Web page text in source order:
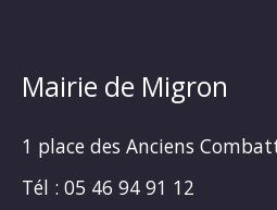
Mairie de Migron
1 place des Anciens
Tél : 05 46 94 91 12